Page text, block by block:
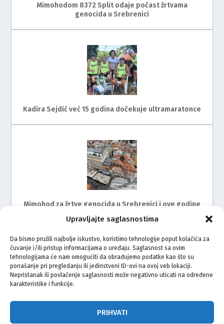
Upravljajte saglasnostima
Da bismo pružili najbolje iskustvo, koristimo tehnologije poput kolačića za
čuvanje i/ili pristup informacijama o uređaju. Saglasnost sa ovim
tehnologijama će nam omogućiti da obrađujemo podatke kao što su
ponašanje pri pregledanju ili jedinstveni ID-ovi na ovoj veb lokaciji.
Nepristanak ili povlačenje saglasnosti može negativno uticati na određene
karakteristike i funkcije.
PRIHVATI
Mimohodom 8372 Split odaje počast žrtvama
genocida u Srebrenici
Kadira Sejdić već 15 godina dočekuje ultramaratonce
Mimohod za žrtve genocida u Srebrenici i ove godine
Zagreb ispratio bicikliste na put do Srebrenice